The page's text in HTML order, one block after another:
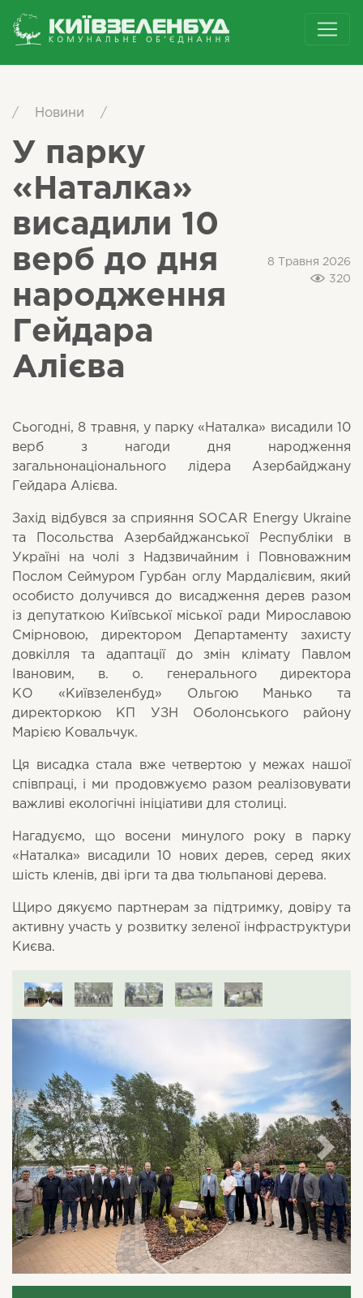
/ Новини /
У парку
«Наталка»
висадили 10
верб до дня
народження
Гейдара
Алієва
8 Травня 2026
320
Сьогодні, 8 травня, у парку «Наталка» висадили 10
верб з нагоди дня народження
загальнонаціонального лідера Азербайджану
Гейдара Алієва.
Захід відбувся за сприяння SOCAR Energy Ukraine
та Посольства Азербайджанської Республіки в
Україні на чолі з Надзвичайним і Повноважним
Послом Сеймуром Гурбан оглу Мардалієвим, який
особисто долучився до висадження дерев разом
із депутаткою Київської міської ради Мирославою
Смірновою, директором Департаменту захисту
довкілля та адаптації до змін клімату Павлом
Івановим, в. о. генерального директора
КО «Київзеленбуд» Ольгою Манько та
директоркою КП УЗН Оболонського району
Марією Ковальчук.
Ця висадка стала вже четвертою у межах нашої
співпраці, і ми продовжуємо разом реалізовувати
важливі екологічні ініціативи для столиці.
Нагадуємо, що восени минулого року в парку
«Наталка» висадили 10 нових дерев, серед яких
шість кленів, дві ірги та два тюльпанові дерева.
Щиро дякуємо партнерам за підтримку, довіру та
активну участь у розвитку зеленої інфраструктури
Києва.